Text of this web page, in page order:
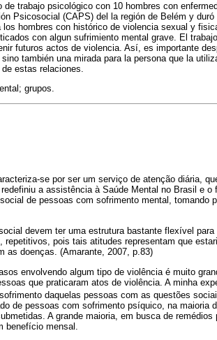
de trabajo psicológico con 10 hombres con
Psicosocial (CAPS) del la región de Belém y
hombres con histórico de violencia sexual y
con algun sufrimiento mental grave. El
futuros actos de violencia. Así, es importante
también una mirada para la persona que la
estas relaciones.
grupos.
se por ser um serviço de atenção diária,
a assistência à Saúde Mental no Brasil e o
de pessoas com sofrimento mental, tomando
devem ter uma estrutura bastante flexível para
repetitivos, pois tais atitudes representam que
as doenças. (Amarante, 2007, p.83)
envolvendo algum tipo de violência é muito
que praticaram atos de violência. A minha
daquelas pessoas com as questões
de pessoas com sofrimento psíquico, na maioria
A grande maioria, em busca de
mensal.